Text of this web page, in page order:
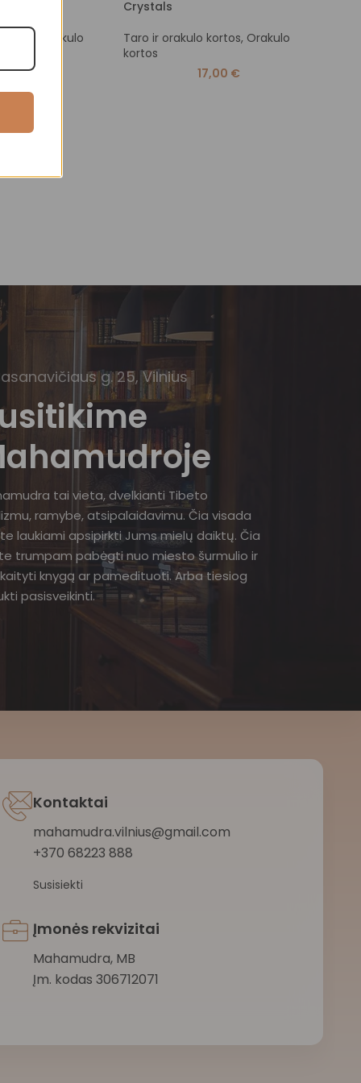
,
Orakulo
€
Crystals
Taro ir orakulo kortos, Orakulo
kortos
17,00 €
g. 25, Vilnius
tai vieta, dvelkianti Tibeto
ramybe, atsipalaidavimu. Čia visada
laukiami apsipirkti Jums mielų daiktų. Čia
trumpam pabėgti nuo miesto šurmulio ir
knygą ar pamedituoti. Arba tiesiog
pasisveikinti.
Kontaktai
mahamudra.vilnius@gmail.com
+370 68223 888
Susisiekti
Įmonės rekvizitai
Mahamudra, MB
Įm. kodas 306712071